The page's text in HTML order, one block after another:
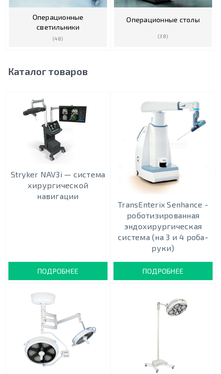
Операционные
светильники
(48)
Операционные столы
(38)
Каталог товаров
Stryker NAV3i — система
хирургической
навигации
ПОДРОБНЕЕ
TransEnterix Senhance -
роботизированная
эндохирургическая
система (на 3 и 4 роба-
руки)
ПОДРОБНЕЕ